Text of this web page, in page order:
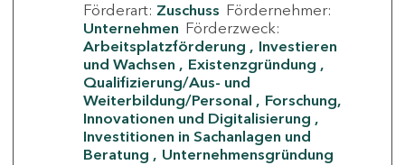
Förderart: Zuschuss Fördernehmer:
Unternehmen Förderzweck:
Arbeitsplatzförderung
Investieren
und Wachsen
Existenzgründung
Qualifizierung/Aus- und
Weiterbildung/Personal
Forschung,
Innovationen und Digitalisierung
Investitionen in Sachanlagen und
Beratung
Unternehmensgründung